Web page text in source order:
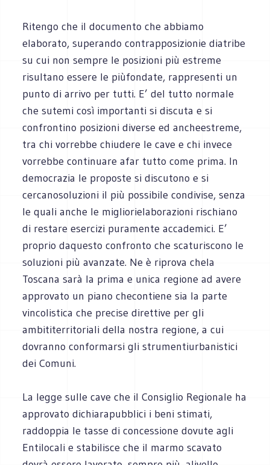
Ritengo che il documento che abbiamo
elaborato, superando contrapposizionie diatribe
su cui non sempre le posizioni più estreme
risultano essere le piùfondate, rappresenti un
punto di arrivo per tutti. E’ del tutto normale
che sutemi così importanti si discuta e si
confrontino posizioni diverse ed ancheestreme,
tra chi vorrebbe chiudere le cave e chi invece
vorrebbe continuare afar tutto come prima. In
democrazia le proposte si discutono e si
cercanosoluzioni il più possibile condivise, senza
le quali anche le migliorielaborazioni rischiano
di restare esercizi puramente accademici. E’
proprio daquesto confronto che scaturiscono le
soluzioni più avanzate. Ne è riprova chela
Toscana sarà la prima e unica regione ad avere
approvato un piano checontiene sia la parte
vincolistica che precise direttive per gli
ambititerritoriali della nostra regione, a cui
dovranno conformarsi gli strumentiurbanistici
dei Comuni.
La legge sulle cave che il Consiglio Regionale ha
approvato dichiarapubblici i beni stimati,
raddoppia le tasse di concessione dovute agli
Entilocali e stabilisce che il marmo scavato